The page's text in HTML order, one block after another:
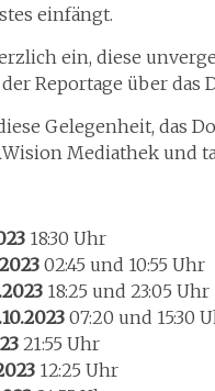
einfängt.
ein, diese
Reportage über
Gelegenheit, das
Mediathek und
18:30 Uhr
02:45 und 10:55 Uhr
18:25 und 23:05 Uhr
07:20 und 15:30
21:55 Uhr
12:25 Uhr